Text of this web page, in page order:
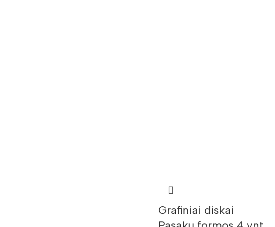
Grafiniai diskai